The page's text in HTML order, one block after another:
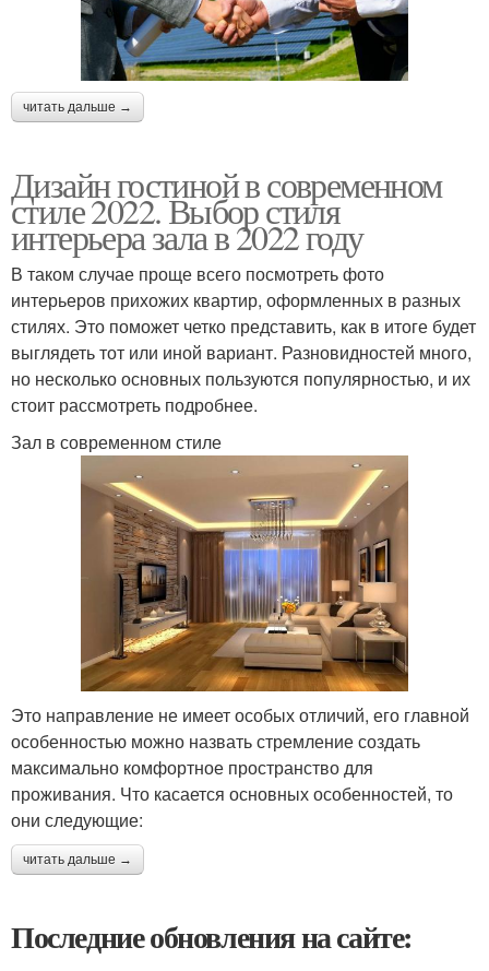
читать дальше →
Дизайн гостиной в современном
стиле 2022. Выбор стиля
интерьера зала в 2022 году
В таком случае проще всего посмотреть фото
интерьеров прихожих квартир, оформленных в разных
стилях. Это поможет четко представить, как в итоге будет
выглядеть тот или иной вариант. Разновидностей много,
но несколько основных пользуются популярностью, и их
стоит рассмотреть подробнее.
Зал в современном стиле
Это направление не имеет особых отличий, его главной
особенностью можно назвать стремление создать
максимально комфортное пространство для
проживания. Что касается основных особенностей, то
они следующие:
читать дальше →
Последние обновления на сайте: